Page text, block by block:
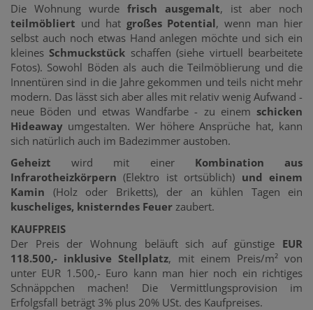
Die Wohnung wurde frisch ausgemalt, ist aber noch
teilmöbliert und hat großes Potential, wenn man hier
selbst auch noch etwas Hand anlegen möchte und sich ein
kleinesSchmuckstück schaffen (siehe virtuell bearbeitete
Fotos). Sowohl Böden als auch die Teilmöblierung und die
Innentüren sind in die Jahre gekommen und teils nicht mehr
modern. Das lässt sich aber alles mit relativ wenig Aufwand -
neue Böden und etwas Wandfarbe - zu einem schicken
Hideaway umgestalten. Wer höhere Ansprüche hat, kann
sich natürlich auch im Badezimmer austoben.
Geheizt wird mit einer Kombination aus
Infrarotheizkörpern(Elektro ist ortsüblich) und einem
Kamin (Holz oder Briketts), der an kühlen Tagen ein
kuscheliges, knisterndes Feuer zaubert.
KAUFPREIS
Der Preis der Wohnung beläuft sich auf günstige EUR
118.500,- inklusive Stellplatz, mit einem Preis/m² von
unter EUR 1.500,- Euro kann man hier noch ein richtiges
Schnäppchen machen! Die Vermittlungsprovision im
Erfolgsfall beträgt 3% plus 20% USt. des Kaufpreises.